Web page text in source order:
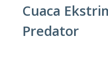
Cuaca
Predator